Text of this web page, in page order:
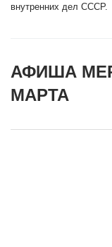
внутренних дел СССР.
АФИША
МАРТА